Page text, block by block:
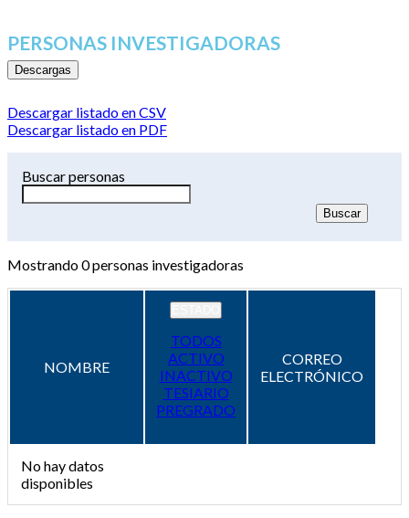
PERSONAS INVESTIGADORAS
Descargas
Descargar listado en CSV
Descargar listado en PDF
Buscar personas
Mostrando0personas investigadoras
NOMBRE
TODOS
ACTIVO
INACTIVO
TESIARIO
PREGRADO
CORREO
ELECTRÓNICO
No hay datos
disponibles